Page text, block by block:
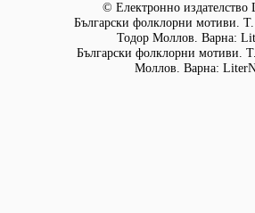
© Електронно издателство
Български фолклорни мотиви.
Тодор Моллов. Варна:
Български фолклорни мотиви.
Моллов. Варна: